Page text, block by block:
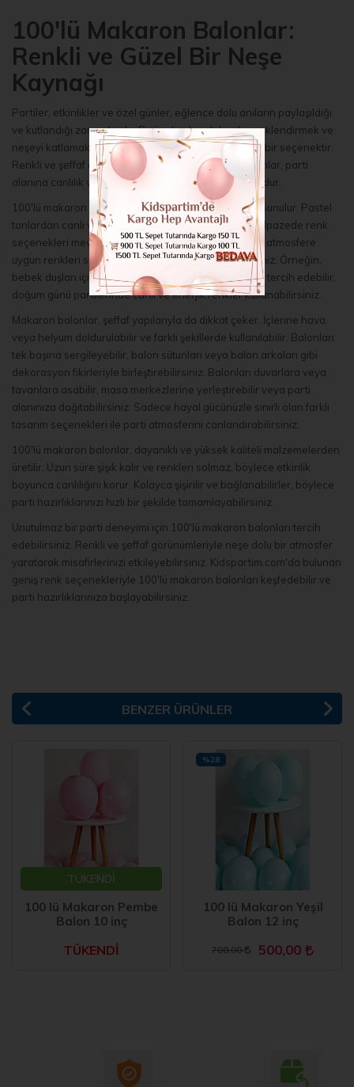
100'lü Makaron Balonlar:
Renkli ve Güzel Bir Neşe
Kaynağı
Partiler, etkinlikler ve özel günler, eğlence dolu anıların paylaşıldığı
ve kutlandığı zamanlardır. Bu özel anları daha da renklendirmek ve
neşeyi katlamak için 100'lü makaron balonlar harika bir seçenektir.
Renkli ve şeffaf görünümleriyle dikkat çeken bu balonlar, parti
alanına canlılık ve neşe katmanın mükemmel bir yoludur.
100'lü makaron balonlar, çeşitli renk seçenekleriyle sunulur. Pastel
tonlardan canlı ve parlak renklere kadar geniş bir yelpazede renk
seçenekleri mevcuttur. Bu sayede, parti temasına ve atmosfere
uygun renkleri seçerek istediğiniz etkiyi yaratabilirsiniz. Örneğin,
bebek duşları için bebek mavi veya pembe renklerini tercih edebilir,
doğum günü partilerinde canlı ve enerjik renkler kullanabilirsiniz.
Makaron balonlar, şeffaf yapılarıyla da dikkat çeker. İçlerine hava
veya helyum doldurulabilir ve farklı şekillerde kullanılabilir. Balonları
tek başına sergileyebilir, balon sütunları veya balon arkaları gibi
dekorasyon fikirleriyle birleştirebilirsiniz. Balonları duvarlara veya
tavanlara asabilir, masa merkezlerine yerleştirebilir veya parti
alanınıza dağıtabilirsiniz. Sadece hayal gücünüzle sınırlı olan farklı
tasarım seçenekleri ile parti atmosferini canlandırabilirsiniz.
100'lü makaron balonlar, dayanıklı ve yüksek kaliteli malzemelerden
üretilir. Uzun süre şişik kalır ve renkleri solmaz, böylece etkinlik
boyunca canlılığını korur. Kolayca şişirilir ve bağlanabilirler, böylece
parti hazırlıklarınızı hızlı bir şekilde tamamlayabilirsiniz.
Unutulmaz bir parti deneyimi için 100'lü makaron balonları tercih
edebilirsiniz. Renkli ve şeffaf görünümleriyle neşe dolu bir atmosfer
yaratarak misafirlerinizi etkileyebilirsiniz. Kidspartim.com'da bulunan
geniş renk seçenekleriyle 100'lü makaron balonları keşfedebilir ve
parti hazırlıklarınıza başlayabilirsiniz.
BENZER ÜRÜNLER
TÜKENDİ
100 lü Makaron Pembe
Balon 10 inç
TÜKENDİ
100 lü Makaron Yeşil
Balon 12 inç
700,00 500,00
%28